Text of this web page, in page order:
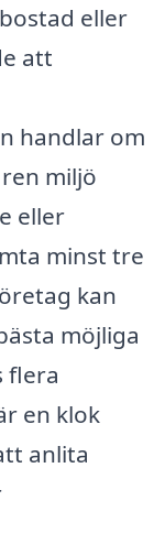
eller
att
handlar om
miljö
eller
minst tre
kan
möjliga
flera
en klok
anlita